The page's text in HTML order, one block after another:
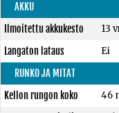
AKKU
Ilmoitettu akkukesto
13
Langaton lataus
Ei
RUNKO JA MITAT
Kellon rungon koko
46